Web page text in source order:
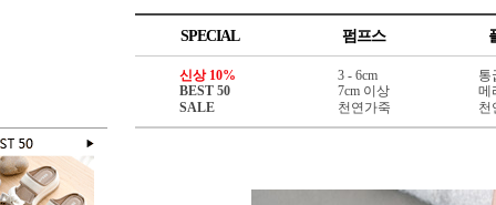
SPECIAL 펌프스
신상 10%
BEST 50
SALE
3 - 6cm
7cm 이상
천연가죽
통
메
천